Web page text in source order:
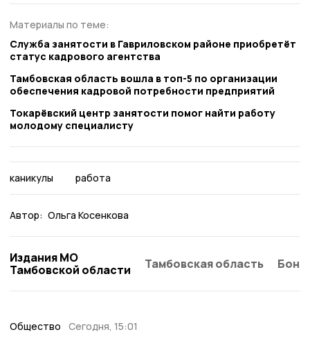
Материалы по теме:
Служба занятости в Гавриловском районе приобретёт
статус кадрового агентства
Тамбовская область вошла в топ-5 по организации
обеспечения кадровой потребности предприятий
Токарёвский центр занятости помог найти работу
молодому специалисту
каникулы работа
Автор: Ольга Косенкова
Издания МО
Тамбовской области
Тамбовская область
Общество Сегодня, 15:01